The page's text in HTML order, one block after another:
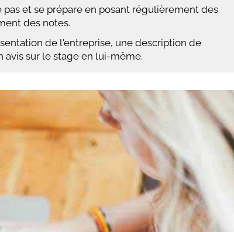
et se prépare en posant régulièrement des
des notes.
de l'entreprise, une description de
avis sur le stage en lui-même.